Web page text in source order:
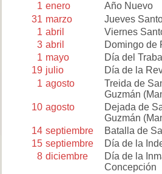
1 enero
Año Nuevo
31 marzo
Jueves
1 abril
Viernes
3 abril
Domingo de
1 mayo
Día del
19 julio
Día de la
1 agosto
Treida de
Guzmán
10 agosto
Dejada de
Guzmán
14 septiembre
Batalla de
15 septiembre
Día de la
8 diciembre
Día de la
Concepción